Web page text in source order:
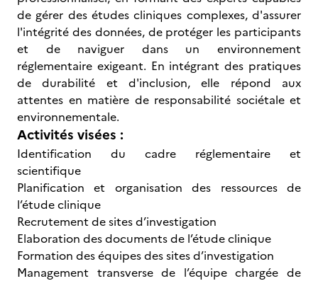
de gérer des études cliniques complexes, d'assurer
l'intégrité des données, de protéger les participants
et de naviguer dans un environnement
réglementaire exigeant. En intégrant des pratiques
de durabilité et d'inclusion, elle répond aux
attentes en matière de responsabilité sociétale et
environnementale.
Activités visées :
Identification du cadre réglementaire et
scientifique
Planification et organisation des ressources de
l’étude clinique
Recrutement de sites d’investigation
Elaboration des documents de l’étude clinique
Formation des équipes des sites d’investigation
Management transverse de l’équipe chargée de